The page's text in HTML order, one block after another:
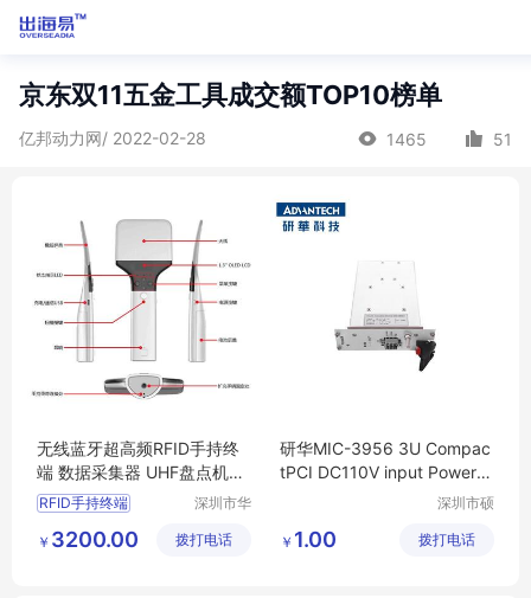
京东双11五金工具成交额TOP10榜单
亿邦动力网/ 2022-02-28 1465 51
无线蓝牙超高频RFID手持终
端 数据采集器 UHF盘点机HX
U-A100
RFID手持终端
RFID盘点机
深圳市华
技有限公
￥ 3200.00 拨打电话
研华MIC-3956 3U Compac
tPCI DC110V input Power S
深圳市硕
限公司
￥ 1.00 拨打电话